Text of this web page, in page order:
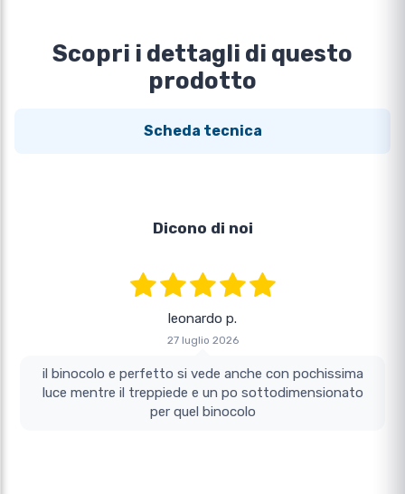
Scopri i dettagli di questo
prodotto
Scheda tecnica
Dicono di noi
leonardo p.
27 luglio 2026
il binocolo e perfetto si vede anche con pochissima
luce mentre il treppiede e un po sottodimensionato
per quel binocolo